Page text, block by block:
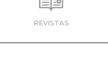
REVISTAS